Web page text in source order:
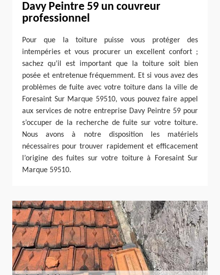
Davy Peintre 59 un couvreur
professionnel
Pour que la toiture puisse vous protéger des
intempéries et vous procurer un excellent confort ;
sachez qu’il est important que la toiture soit bien
posée et entretenue fréquemment. Et si vous avez des
problèmes de fuite avec votre toiture dans la ville de
Foresaint Sur Marque 59510, vous pouvez faire appel
aux services de notre entreprise Davy Peintre 59 pour
s’occuper de la recherche de fuite sur votre toiture.
Nous avons à notre disposition les matériels
nécessaires pour trouver rapidement et efficacement
l’origine des fuites sur votre toiture à Foresaint Sur
Marque 59510.